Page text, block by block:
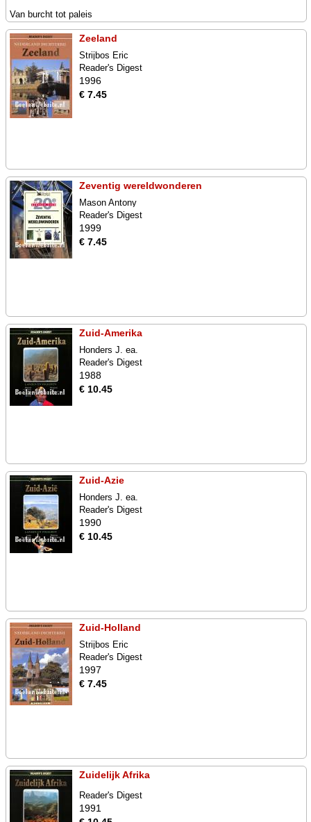
Van burcht tot paleis
Zeeland
Strijbos Eric
Reader's Digest
1996
€ 7.45
Zeventig wereldwonderen
Mason Antony
Reader's Digest
1999
€ 7.45
Zuid-Amerika
Honders J. ea.
Reader's Digest
1988
€ 10.45
Zuid-Azie
Honders J. ea.
Reader's Digest
1990
€ 10.45
Zuid-Holland
Strijbos Eric
Reader's Digest
1997
€ 7.45
Zuidelijk Afrika
Reader's Digest
1991